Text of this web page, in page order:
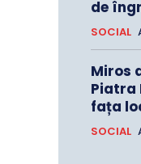
de
SOCIAL
Miros
Piatra
fața
SOCIAL